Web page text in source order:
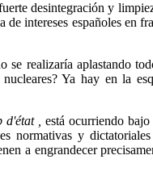
desintegración y
de intereses españoles en
se realizaría aplastando
Ya hay en la
d'état , está ocurriendo
normativas y
a engrandecer